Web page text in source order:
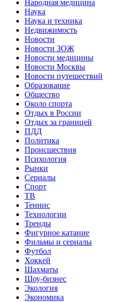
Народная медицина
Наука
Наука и техника
Недвижимость
Новости
Новости ЗОЖ
Новости медицины
Новости Москвы
Новости путешествий
Образование
Общество
Около спорта
Отдых в России
Отдых за границей
ПДД
Политика
Происшествия
Психология
Рынки
Сериалы
Спорт
ТВ
Теннис
Технологии
Тренды
Фигурное катание
Фильмы и сериалы
Футбол
Хоккей
Шахматы
Шоу-бизнес
Экология
Экономика